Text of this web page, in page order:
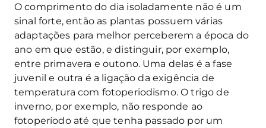
O comprimento do dia isoladamente não é um
sinal forte, então as plantas possuem várias
adaptações para melhor perceberem a época do
ano em que estão, e distinguir, por exemplo,
entre primavera e outono. Uma delas é a fase
juvenil e outra é a ligação da exigência de
temperatura com fotoperiodismo. O trigo de
inverno, por exemplo, não responde ao
fotoperíodo até que tenha passado por um